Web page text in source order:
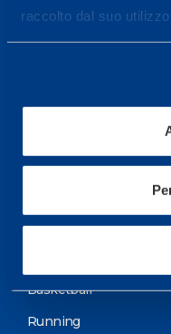
raccolto dal suo
Sport
Cycling and MTB
Basketball
Running